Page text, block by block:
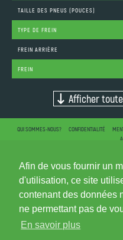
Afin de vous fournir un
d'utilisation, ce site
contenant des données
ne permettant pas de
En savoir plus
TAILLE DES PNEUS (POUCES)
TYPE DE FREIN
FREIN ARRIÈRE
FREIN
Afficher
QUI SOMMES-NOUS? CONFIDENTIALITÉ